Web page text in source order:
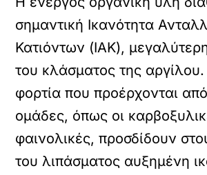
σημαντική Ικανότητα
Κατιόντων (ΙΑΚ),
του κλάσματος της
φορτία που προέρχονται
ομάδες, όπως οι
φαινολικές, προσδίδουν
του λιπάσματος αυξημένη